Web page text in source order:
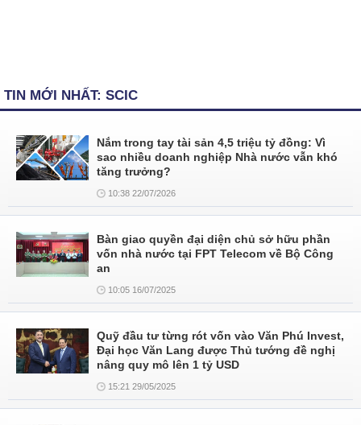
TIN MỚI NHẤT: SCIC
Nắm trong tay tài sản 4,5 triệu tỷ đồng: Vì
sao nhiều doanh nghiệp Nhà nước vẫn khó
tăng trưởng?
10:38 22/07/2026
Bàn giao quyền đại diện chủ sở hữu phần
vốn nhà nước tại FPT Telecom về Bộ Công
an
10:05 16/07/2025
Quỹ đầu tư từng rót vốn vào Văn Phú Invest,
Đại học Văn Lang được Thủ tướng đề nghị
nâng quy mô lên 1 tỷ USD
15:21 29/05/2025